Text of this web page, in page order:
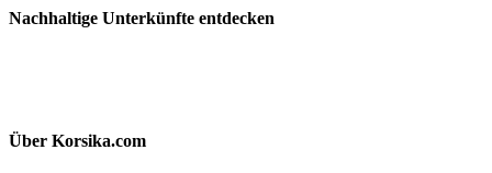
Nachhaltige Unterkünfte entdecken
Über Korsika.com